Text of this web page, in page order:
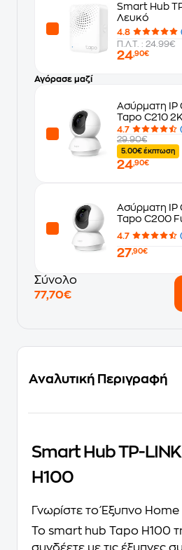
Smart Hub
Λευκό
4.8
Π.Λ.Τ. : 24.99€
24,90€
Αγόρασε μαζί
Ασύρματη IP
Tapo C210
Λειτουργία
4.7
29.90€
5.00€ έκπτωση
24,90€
Ασύρματη IP
Tapo C200
Ανίχνευση
4.7
27,90€
Σύνολο
77,70€
Αναλυτική Περιγραφή
Smart Hub TP-
H100
Γνωρίστε το Έξυπνο
Το smart hub Tapo H100